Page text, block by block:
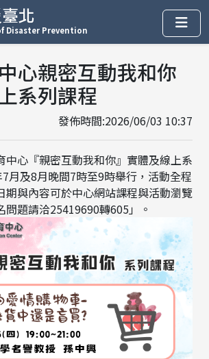
北
Disaster Prevention
心親密互動我和你
系列課程
發佈時間:2026/06/03 10:37
中心『親密互動我和你』實體及線上系
月及8月晚間7時至9時舉行，活動全程
期與內容可於中心網站課程與活動瀏覽
問題請洽25419690轉605」。